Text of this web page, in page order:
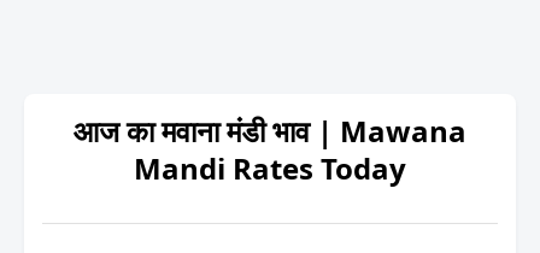
आज का मवाना मंडी भाव | Mawana
Mandi Rates Today